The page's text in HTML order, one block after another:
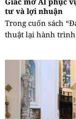
tư và lợi nhuận
Trong cuốn sách
thuật lại hành